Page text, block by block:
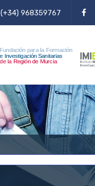
(+34) 968359767